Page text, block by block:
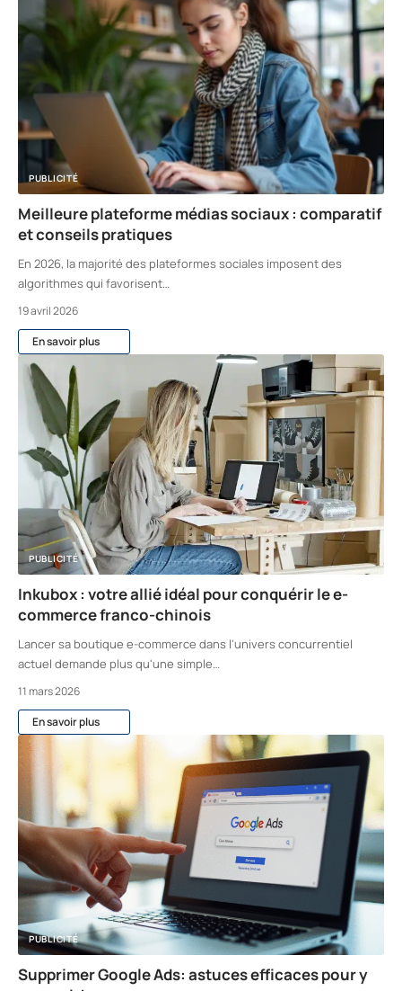
PUBLICITÉ
Meilleure plateforme médias sociaux : comparatif
et conseils pratiques
En 2026, la majorité des plateformes sociales imposent des
algorithmes qui favorisent…
19 avril 2026
En savoir plus
PUBLICITÉ
Inkubox : votre allié idéal pour conquérir le e-
commerce franco-chinois
Lancer sa boutique e-commerce dans l'univers concurrentiel
actuel demande plus qu'une simple…
11 mars 2026
En savoir plus
PUBLICITÉ
Supprimer Google Ads: astuces efficaces pour y